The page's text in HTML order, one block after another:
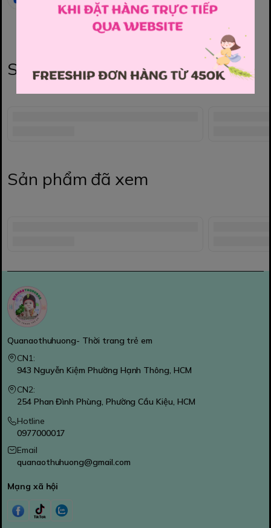
Sản phẩm liên quan
Sản phẩm đã xem
Quanaothuhuong- Thời trang trẻ em
CN1:
943 Nguyễn Kiệm Phường Hạnh Thông, HCM
CN2:
254 Phan Đình Phùng, Phường Cầu Kiệu, HCM
Hotline
0977000017
Email
quanaothuhuong@gmail.com
Mạng xã hội